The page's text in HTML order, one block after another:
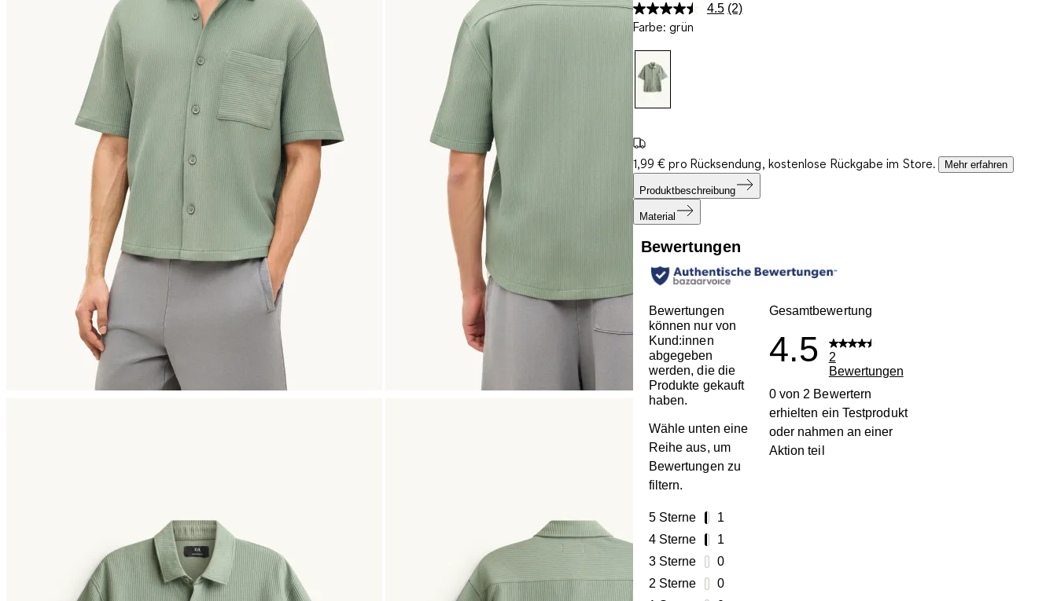
4.5 2
(2)
Farbe: grün
1,99 € pro Rücksendung, kostenlose Rückgabe im Store. Mehr erfahren
Produktbeschreibung
Material
Bewertungen
Bewertungen
können nur von
Kund:innen
abgegeben
werden, die die
Produkte gekauft
haben.
Wähle unten eine
Reihe aus, um
Bewertungen zu
filtern.
5 Sterne Sterne
1
1 Bewertung mit 5 Sternen.
4 Sterne Sterne
1
1 Bewertung mit 4 Sternen.
3 Sterne Sterne
0
0 Bewertungen mit 3 Sternen.
2 Sterne Sterne
0
Gesamtbewertung
4.5
2
Bewertungen
0 von 2 Bewertern
erhielten ein Testprodukt
oder nahmen an einer
Aktion teil